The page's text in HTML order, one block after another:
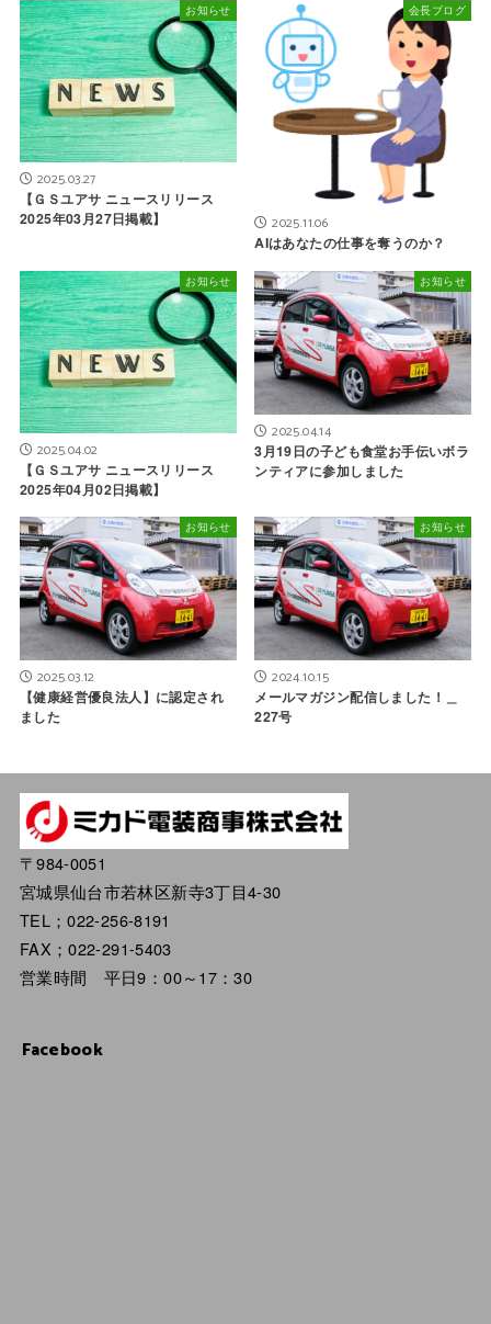
お知らせ
2025.03.27
【ＧＳユアサ ニュースリリース
2025年03月27日掲載】
会長ブログ
2025.11.06
AIはあなたの仕事を奪うのか？
お知らせ
2025.04.02
【ＧＳユアサ ニュースリリース
2025年04月02日掲載】
お知らせ
2025.04.14
3月19日の子ども食堂お手伝いボラ
ンティアに参加しました
お知らせ
2025.03.12
【健康経営優良法人】に認定され
ました
お知らせ
2024.10.15
メールマガジン配信しました！＿
227号
〒984-0051
宮城県仙台市若林区新寺3丁目4-30
TEL；022-256-8191
FAX；022-291-5403
営業時間 平日9：00～17：30
Facebook